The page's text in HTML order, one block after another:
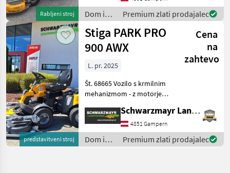
Rabljeni stroj
iz posredovanja z 13 % DDV.
Dom in
vrt /
Stiga
Premium zlati prodajalec
predstavitveni stroj
Stiga PARK PRO
900 AWX
Cena
na
zahtevo
L. pr. 2025
Št. 68665 Vozilo s krmilnim
mehanizmom - z motorjem
prostornino 688 cm³ - s
hidrostatičnim pogonom - s
hitrostjo vožnje 14 km/h - s
po
Schwarzmayr Landtechnik GmbH - Gampern
4851 Gampern
Dom in
vrt /
Premium zlati prodajalec